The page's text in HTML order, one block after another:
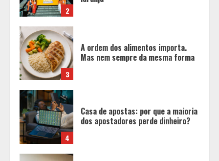
3
4
Casa de apostas: por que a maioria
dos apostadores perde dinheiro?
5
de vestuário, lista reúne diversas
opções para presentear neste Dia